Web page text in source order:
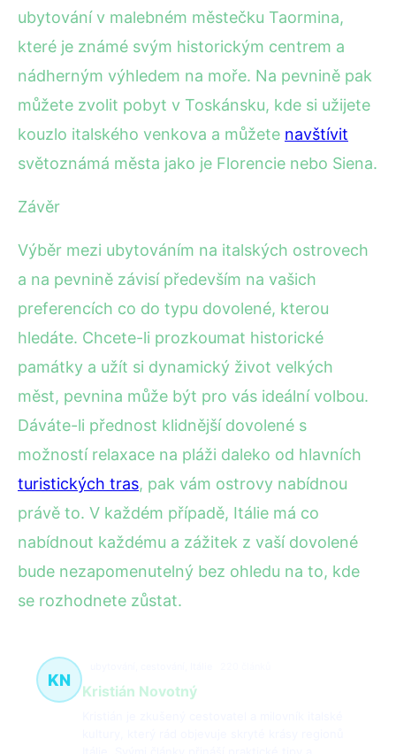
ubytování v malebném městečku Taormina,
které je známé svým historickým centrem a
nádherným výhledem na moře. Na pevnině pak
můžete zvolit pobyt v Toskánsku, kde si užijete
kouzlo italského venkova a můžete navštívit
světoznámá města jako je Florencie nebo Siena.
Závěr
Výběr mezi ubytováním na italských ostrovech
a na pevnině závisí především na vašich
preferencích co do typu dovolené, kterou
hledáte. Chcete-li prozkoumat historické
památky a užít si dynamický život velkých
měst, pevnina může být pro vás ideální volbou.
Dáváte-li přednost klidnější dovolené s
možností relaxace na pláži daleko od hlavních
turistických tras, pak vám ostrovy nabídnou
právě to. V každém případě, Itálie má co
nabídnout každému a zážitek z vaší dovolené
bude nezapomenutelný bez ohledu na to, kde
se rozhodnete zůstat.
KN
Kristián Novotný